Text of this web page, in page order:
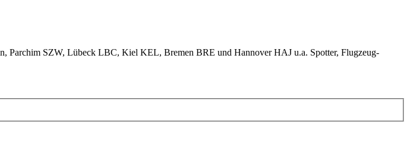
SZW, Lübeck LBC, Kiel KEL, Bremen BRE und Hannover HAJ u.a. Spotter, Flugzeug-